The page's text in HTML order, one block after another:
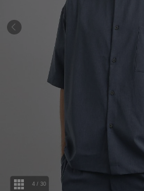
4 / 30